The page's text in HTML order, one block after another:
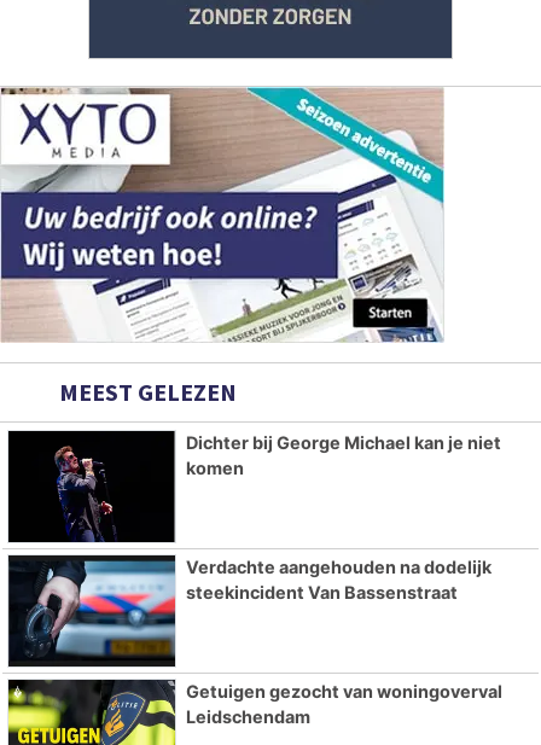
MEEST GELEZEN
Dichter bij George Michael kan je niet
komen
Verdachte aangehouden na dodelijk
steekincident Van Bassenstraat
Getuigen gezocht van woningoverval
Leidschendam